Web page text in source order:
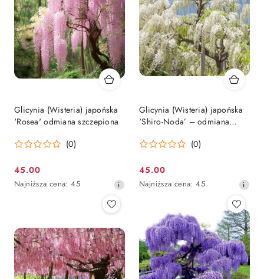
Glicynia (Wisteria) japońska
'Rosea' odmiana szczepiona
(0)
Cena
promocyjna:
45.00
Najniższa
dni
przed
obniżką
Najniższa cena: 45
Glicynia (Wisteria) japońska
‘Shiro-Noda’ – odmiana
(0)
Cena
promocyjna:
45.00
Najniższa
dni
przed
obniżką
Najniższa cena: 45